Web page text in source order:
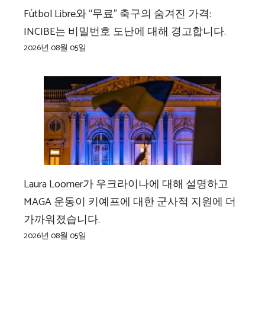
Fútbol Libre와 “무료” 축구의 숨겨진 가격:
INCIBE는 비밀번호 도난에 대해 경고합니다.
2026년 08월 05일
Laura Loomer가 우크라이나에 대해 설명하고
MAGA 운동이 키예프에 대한 군사적 지원에 더
가까워졌습니다.
2026년 08월 05일